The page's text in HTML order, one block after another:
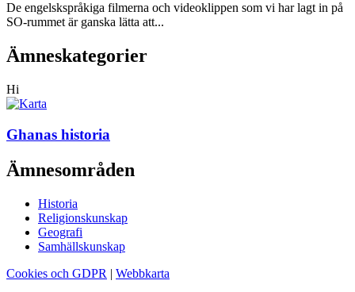
De engelskspråkiga filmerna och videoklippen som vi har lagt in på
SO-rummet är ganska lätta att...
Ämneskategorier
Hi
Ghanas historia
Ämnesområden
Historia
Religionskunskap
Geografi
Samhällskunskap
Cookies och GDPR | Webbkarta